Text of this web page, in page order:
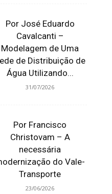
Por José Eduardo
Cavalcanti –
Modelagem de Uma
de Distribuição de
Água Utilizando...
31/07/2026
Por Francisco
Christovam – A
necessária
do Vale-
Transporte
23/06/2026